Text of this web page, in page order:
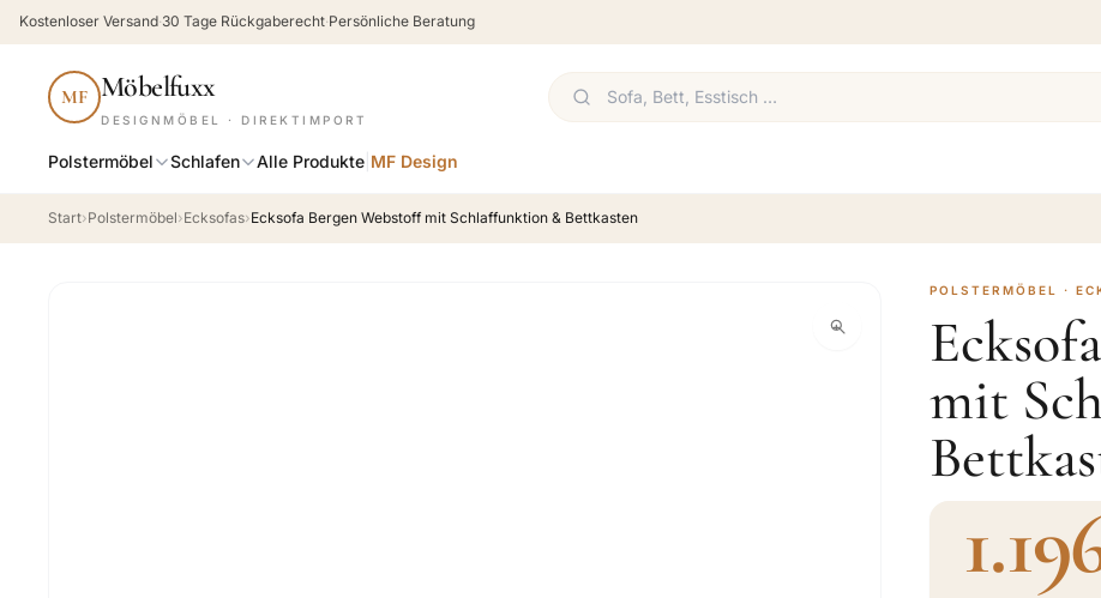
Kostenloser Versand·30 Tage Rückgaberecht·Persönliche Beratung
MF Möbelfuxx
DESIGNMÖBEL · DIREKTIMPORT
Polstermöbel Schlafen Alle Produkte MF Design
Start›Polstermöbel›Ecksofas›Ecksofa Bergen Webstoff mit Schlaffunktion & Bettkasten
POLSTERMÖBEL ·
mit